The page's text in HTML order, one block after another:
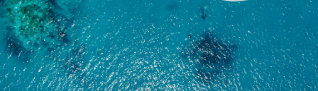
Faire un don